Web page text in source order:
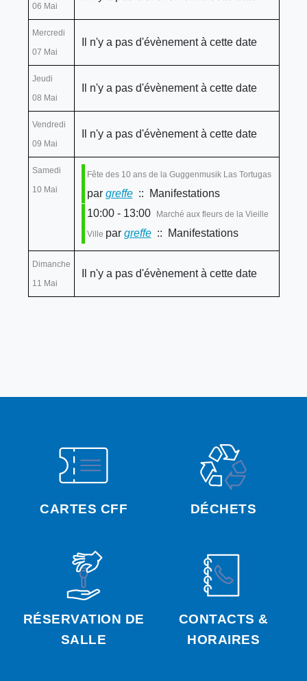
CARTES CFF DÉCHETS
RÉSERVATION DE
SALLE
CONTACTS &
HORAIRES
06 Mai
Mercredi
07 Mai
Il n'y a pas d'évènement à cette date
Jeudi
08 Mai
Il n'y a pas d'évènement à cette date
Vendredi
09 Mai
Il n'y a pas d'évènement à cette date
Samedi
10 Mai
Fête des 10 ans de la Guggenmusik Las Tortugas
par greffe:: Manifestations
10:00 - 13:00
Marché aux fleurs de la Vieille
Ville par greffe:: Manifestations
Dimanche
11 Mai
Il n'y a pas d'évènement à cette date